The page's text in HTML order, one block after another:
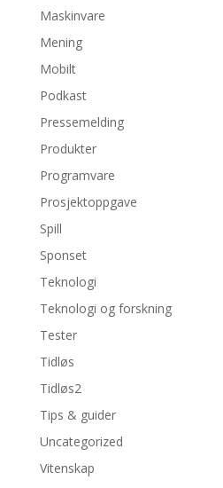
Maskinvare
Mening
Mobilt
Podkast
Pressemelding
Produkter
Programvare
Prosjektoppgave
Spill
Sponset
Teknologi
Teknologi og forskning
Tester
Tidløs
Tidløs2
Tips & guider
Uncategorized
Vitenskap